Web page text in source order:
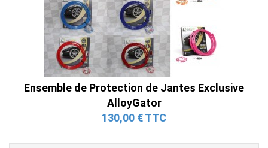
Ensemble de Protection de Jantes Exclusive
AlloyGator
130,00 € TTC